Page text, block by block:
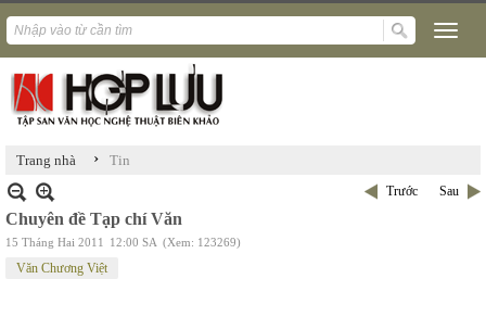
Trang nhà › Tin
Trước Sau
Chuyên đề Tạp chí Văn
15 Tháng Hai 2011 12:00 SA (Xem: 123269)
Văn Chương Việt